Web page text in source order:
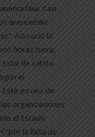
Casi
anencefalia
Así nació la
horas fuera
total de calota
el
es una de
organizaciones
al Estado
“por la falta de